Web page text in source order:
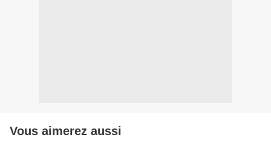
Vous aimerez aussi